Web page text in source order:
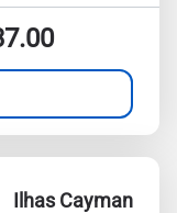
Ilhas Cayman